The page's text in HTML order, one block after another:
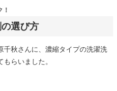
選び方
千秋さんに、濃縮タイプの洗濯洗
らいました。